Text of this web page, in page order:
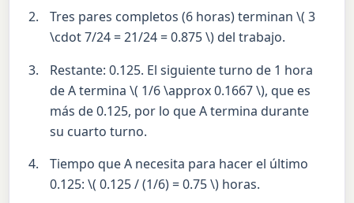
Tres pares completos (6 horas) terminan \( 3
\cdot 7/24 = 21/24 = 0.875 \) del trabajo.
Restante: 0.125. El siguiente turno de 1 hora
de A termina \( 1/6 \approx 0.1667 \), que es
más de 0.125, por lo que A termina durante
su cuarto turno.
Tiempo que A necesita para hacer el último
0.125: \( 0.125 / (1/6) = 0.75 \) horas.